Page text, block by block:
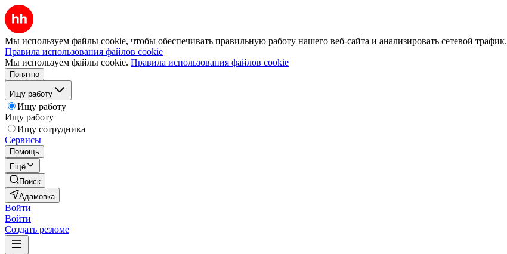
Мы используем файлы cookie, чтобы обеспечивать правильную работу нашего веб-сайта и анализировать сетевой трафик.
Правила использования файлов cookie
Мы используем файлы cookie. Правила использования файлов cookie
Понятно
Ищу работу
Ищу работу
Ищу работу
Ищу сотрудника
Сервисы
Помощь
Ещё
Поиск
Адамовка
Войти
Войти
Создать резюме